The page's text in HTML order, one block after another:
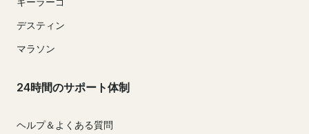
デスティン
マラソン
24時間のサポート体制
ヘルプ＆よくある質問